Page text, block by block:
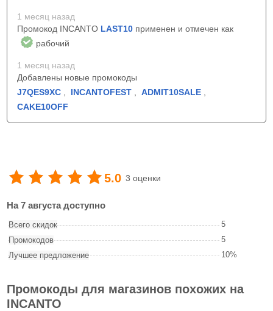
1 месяц назад
Промокод INCANTO LAST10 применен и отмечен как
рабочий
1 месяц назад
Добавлены новые промокоды
J7QES9XC
INCANTOFEST ADMIT10SALE
CAKE10OFF
5.0 3 оценки
На 7 августа доступно
Всего скидок
5
Промокодов
5
Лучшее предложение
10%
Промокоды для магазинов похожих на
INCANTO